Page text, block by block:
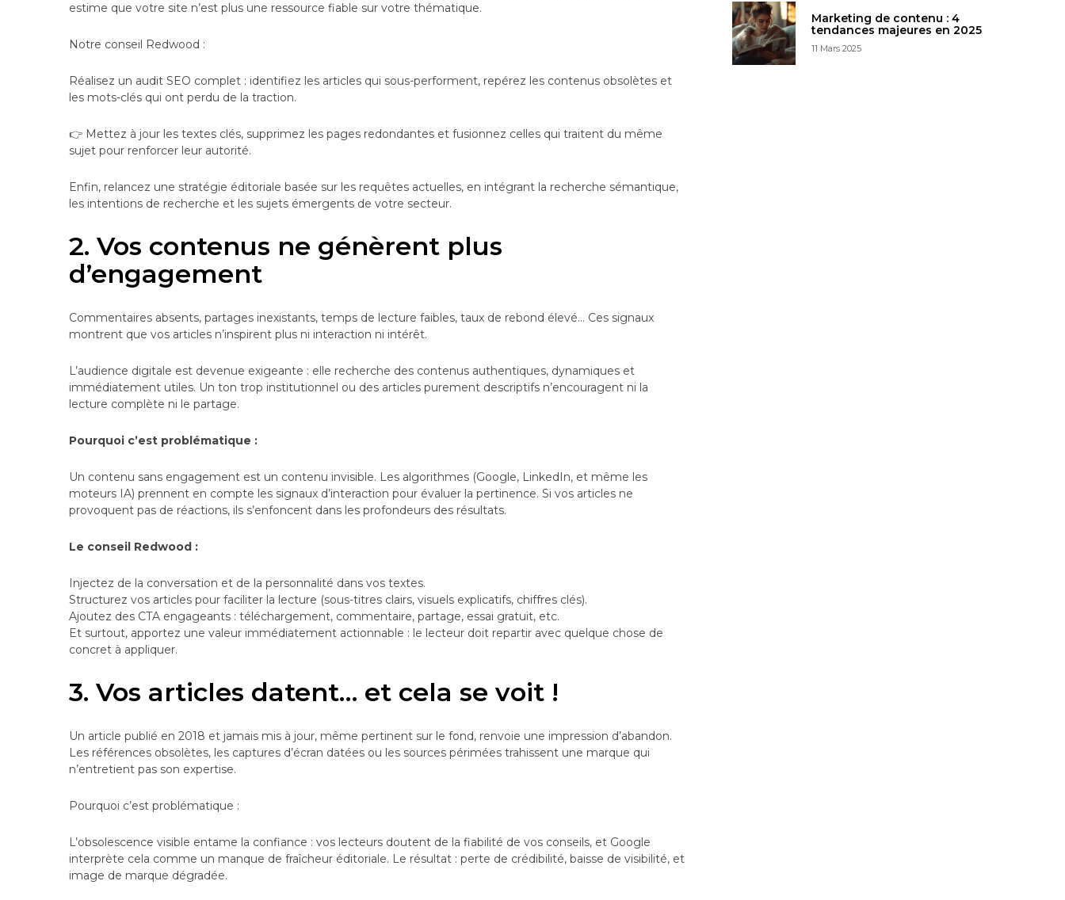
estime que votre site n’est plus une ressource fiable sur votre thématique.
Notre conseil Redwood :
Réalisez un audit SEO complet : identifiez les articles qui sous-performent, repérez les contenus obsolètes et
les mots-clés qui ont perdu de la traction.
👉 Mettez à jour les textes clés, supprimez les pages redondantes et fusionnez celles qui traitent du même
sujet pour renforcer leur autorité.
Enfin, relancez une stratégie éditoriale basée sur les requêtes actuelles, en intégrant la recherche sémantique,
les intentions de recherche et les sujets émergents de votre secteur.
2. Vos contenus ne génèrent plus
d’engagement
Commentaires absents, partages inexistants, temps de lecture faibles, taux de rebond élevé… Ces signaux
montrent que vos articles n’inspirent plus ni interaction ni intérêt.
L’audience digitale est devenue exigeante : elle recherche des contenus authentiques, dynamiques et
immédiatement utiles. Un ton trop institutionnel ou des articles purement descriptifs n’encouragent ni la
lecture complète ni le partage.
Pourquoi c’est problématique :
Un contenu sans engagement est un contenu invisible. Les algorithmes (Google, LinkedIn, et même les
moteurs IA) prennent en compte les signaux d’interaction pour évaluer la pertinence. Si vos articles ne
provoquent pas de réactions, ils s’enfoncent dans les profondeurs des résultats.
Le conseil Redwood :
Injectez de la conversation et de la personnalité dans vos textes.
Structurez vos articles pour faciliter la lecture (sous-titres clairs, visuels explicatifs, chiffres clés).
Ajoutez des CTA engageants : téléchargement, commentaire, partage, essai gratuit, etc.
Et surtout, apportez une valeur immédiatement actionnable : le lecteur doit repartir avec quelque chose de
concret à appliquer.
3. Vos articles datent… et cela se voit !
Un article publié en 2018 et jamais mis à jour, même pertinent sur le fond, renvoie une impression d’abandon.
Les références obsolètes, les captures d’écran datées ou les sources périmées trahissent une marque qui
n’entretient pas son expertise.
Pourquoi c’est problématique :
L’obsolescence visible entame la confiance : vos lecteurs doutent de la fiabilité de vos conseils, et Google
interprète cela comme un manque de fraîcheur éditoriale. Le résultat : perte de crédibilité, baisse de visibilité, et
image de marque dégradée.
Marketing de contenu : 4
tendances majeures en 2025
11 Mars 2025